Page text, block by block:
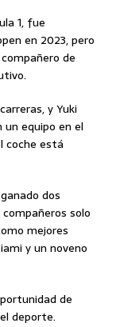
1, fue
en 2023, pero
de
y Yuki
equipo en el
coche está
dos
solo
mejores
y un noveno
de
deporte.